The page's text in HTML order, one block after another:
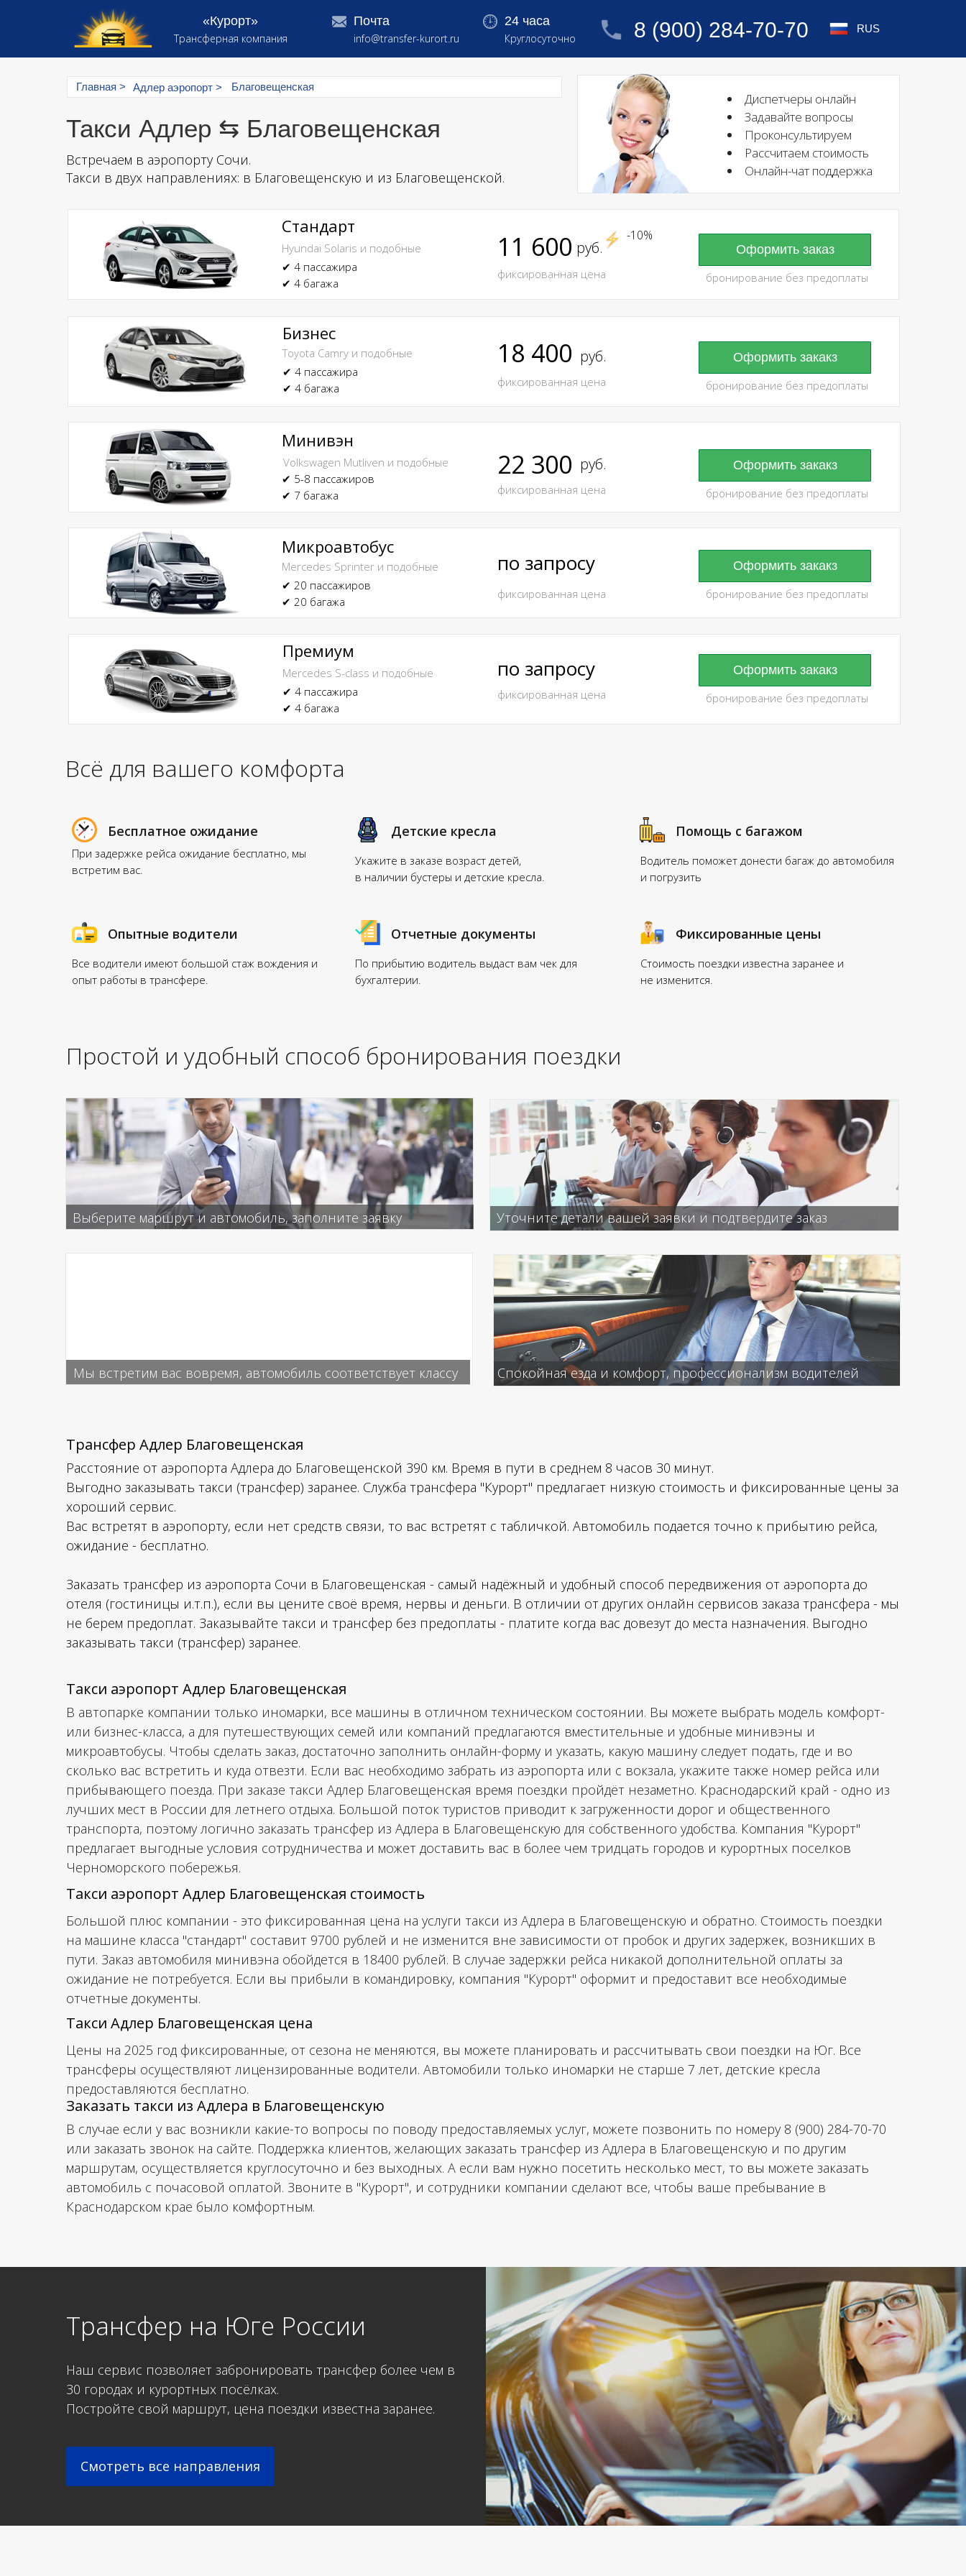
8 (900) 284-70-70
«Курорт»
Трансферная компания
24 часа
Круглосуточно
Почта
info@transfer-kurort.ru
RUS
Главная > Адлер аэропорт > Благовещенская
Такси Адлер ⇆ Благовещенская
Встречаем в аэропорту Сочи.
Такси в двух направлениях: в Благовещенскую и из Благовещенской.
Оформить заказ
Диспетчеры онлайн
Задавайте вопросы
Проконсультируем
Рассчитаем стоимость
Онлайн-чат поддержка
Стандарт
Hyundai Solaris и подобные
✔ 4 пассажира
✔ 4 багажа
фиксированная цена
Бизнес
Toyota Camry и подобные
✔ 4 пассажира
✔ 4 багажа
руб.
фиксированная цена
Минивэн
Volkswagen Mutliven и подобные
✔ 5-8 пассажиров
✔ 7 багажа
фиксированная цена
Микроавтобус
Mercedes Sprinter и подобные
✔ 20 пассажиров
✔ 20 багажа
фиксированная цена
Премиум
Mercedes S-class и подобные
✔ 4 пассажира
✔ 4 багажа
по запросу
Оформить закакз
Оформить закакз
Оформить закакз
Оформить закакз
руб.
руб.
18 400
22 300
по запросу
фиксированная цена
-10%
бронирование без предоплаты
бронирование без предоплаты
бронирование без предоплаты
бронирование без предоплаты
бронирование без предоплаты
11 600
При задержке рейса ожидание бесплатно, мы
встретим вас.
Укажите в заказе возраст детей,
в наличии бустеры и детские кресла.
Водитель поможет донести багаж до автомобиля
и погрузить
Бесплатное ожидание Детские кресла Помощь с багажом
Все водители имеют большой стаж вождения и
опыт работы в трансфере.
По прибытию водитель выдаст вам чек для
бухгалтерии.
Стоимость поездки известна заранее и
не изменится.
Опытные водители Отчетные документы Фиксированные цены
Всё для вашего комфорта
Простой и удобный способ бронирования поездки
Выберите маршрут и автомобиль, заполните заявку Уточните детали вашей заявки и подтвердите заказ
Мы встретим вас вовремя, автомобиль соответствует классу Спокойная езда и комфорт, профессионализм водителей
Трансфер Адлер Благовещенская
Расстояние от аэропорта Адлера до Благовещенской 390 км. Время в пути в среднем 8 часов 30 минут.
Выгодно заказывать такси (трансфер) заранее. Служба трансфера "Курорт" предлагает низкую стоимость и фиксированные цены за
хороший сервис.
Вас встретят в аэропорту, если нет средств связи, то вас встретят с табличкой. Автомобиль подается точно к прибытию рейса,
ожидание - бесплатно.
Заказать трансфер из аэропорта Сочи в Благовещенская - самый надёжный и удобный способ передвижения от аэропорта до
отеля (гостиницы и.т.п.), если вы цените своё время, нервы и деньги. В отличии от других онлайн сервисов заказа трансфера - мы
не берем предоплат. Заказывайте такси и трансфер без предоплаты - платите когда вас довезут до места назначения. Выгодно
заказывать такси (трансфер) заранее.
Такси Адлер Благовещенская цена
Цены на 2025 год фиксированные, от сезона не меняются, вы можете планировать и рассчитывать свои поездки на Юг. Все
трансферы осуществляют лицензированные водители. Автомобили только иномарки не старше 7 лет, детские кресла
предоставляются бесплатно.
Такси аэропорт Адлер Благовещенская
В автопарке компании только иномарки, все машины в отличном техническом состоянии. Вы можете выбрать модель комфорт-
или бизнес-класса, а для путешествующих семей или компаний предлагаются вместительные и удобные минивэны и
микроавтобусы. Чтобы сделать заказ, достаточно заполнить онлайн-форму и указать, какую машину следует подать, где и во
сколько вас встретить и куда отвезти. Если вас необходимо забрать из аэропорта или с вокзала, укажите также номер рейса или
прибывающего поезда. При заказе такси Адлер Благовещенская время поездки пройдёт незаметно. Краснодарский край - одно из
лучших мест в России для летнего отдыха. Большой поток туристов приводит к загруженности дорог и общественного
транспорта, поэтому логично заказать трансфер из Адлера в Благовещенскую для собственного удобства. Компания "Курорт"
предлагает выгодные условия сотрудничества и может доставить вас в более чем тридцать городов и курортных поселков
Черноморского побережья.
Такси аэропорт Адлер Благовещенская стоимость
Большой плюс компании - это фиксированная цена на услуги такси из Адлера в Благовещенскую и обратно. Стоимость поездки
на машине класса "стандарт" составит 9700 рублей и не изменится вне зависимости от пробок и других задержек, возникших в
пути. Заказ автомобиля минивэна обойдется в 18400 рублей. В случае задержки рейса никакой дополнительной оплаты за
ожидание не потребуется. Если вы прибыли в командировку, компания "Курорт" оформит и предоставит все необходимые
отчетные документы.
Заказать такси из Адлера в Благовещенскую
В случае если у вас возникли какие-то вопросы по поводу предоставляемых услуг, можете позвонить по номеру 8 (900) 284-70-70
или заказать звонок на сайте. Поддержка клиентов, желающих заказать трансфер из Адлера в Благовещенскую и по другим
маршрутам, осуществляется круглосуточно и без выходных. А если вам нужно посетить несколько мест, то вы можете заказать
автомобиль с почасовой оплатой. Звоните в "Курорт", и сотрудники компании сделают все, чтобы ваше пребывание в
Краснодарском крае было комфортным.
Трансфер на Юге России
Наш сервис позволяет забронировать трансфер более чем в
30 городах и курортных посёлках.
Постройте свой маршрут, цена поездки известна заранее.
Смотреть все направления